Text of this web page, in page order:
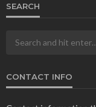
SEARCH
CONTACT INFO